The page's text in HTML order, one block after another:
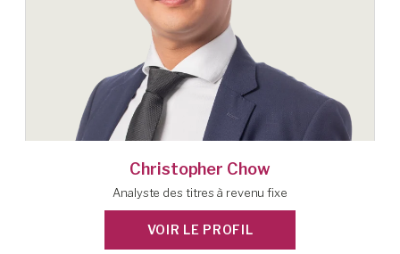
Christopher Chow
Analyste des titres à revenu fixe
VOIR LE PROFIL